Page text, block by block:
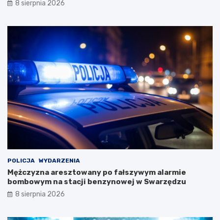
w
i
e
j
e
z
o
r
o
r
e
t
y
G
i
K
o
s
t
z
y
n
T
i
R
p
8 sierpnia 2026
POLICJA WYDARZENIA
Mężczyzna aresztowany po fałszywym alarmie
bombowym na stacji benzynowej w Swarzędzu
8 sierpnia 2026